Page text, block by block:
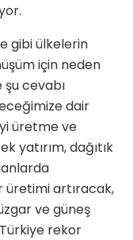
gibi ülkelerin
için neden
cevabı
dair
üretme ve
yatırım, dağıtık
üretimi artıracak,
ve güneş
rekor